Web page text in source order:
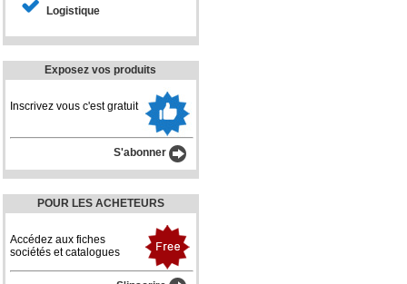
Logistique
Exposez vos produits
Inscrivez vous c'est gratuit
S'abonner
POUR LES ACHETEURS
Accédez aux fiches
sociétés et catalogues